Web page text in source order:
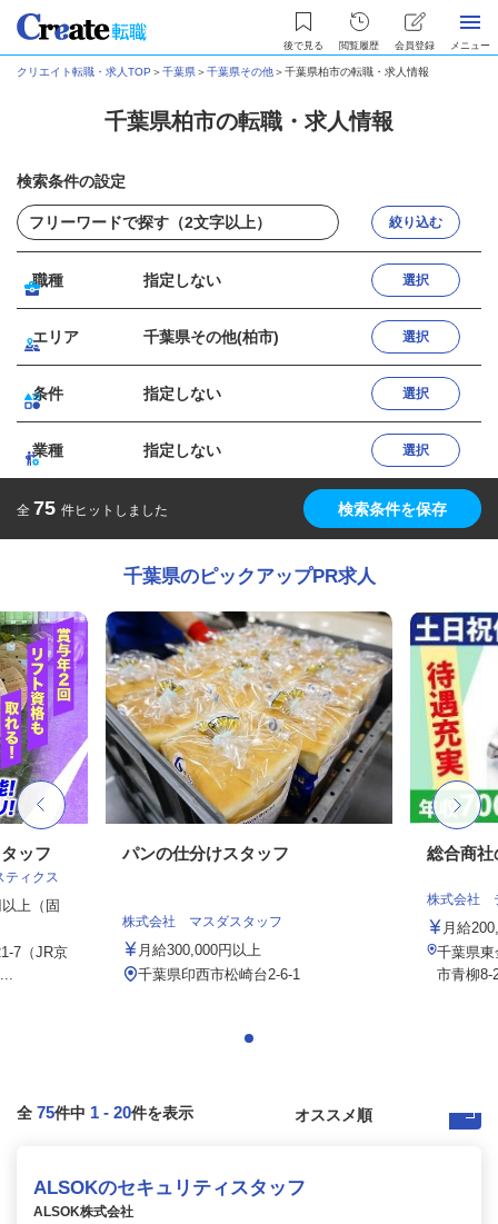
後で見る 閲覧履歴 会員登録 メニュー
クリエイト転職・求人TOP ＞千葉県＞千葉県その他＞千葉県柏市の転職・求人情報
千葉県柏市の転職・求人情報
検索条件の設定
絞り込む
職種 指定しない 選択
エリア 千葉県その他(柏市) 選択
条件 指定しない 選択
業種 指定しない 選択
全 75 件ヒットしました 検索条件を保存
千葉県のピックアップPR求人
ッフ
ティクス
上（固
7（JR京
パンの仕分けスタッフ
株式会社 マスダスタッフ
月給300,000円以上
千葉県印西市松崎台2-6-1
総合商社
株式会社
月給
千葉県東
市青柳8-
全 75件中 1 - 20件を表示
ALSOKのセキュリティスタッフ
ALSOK株式会社